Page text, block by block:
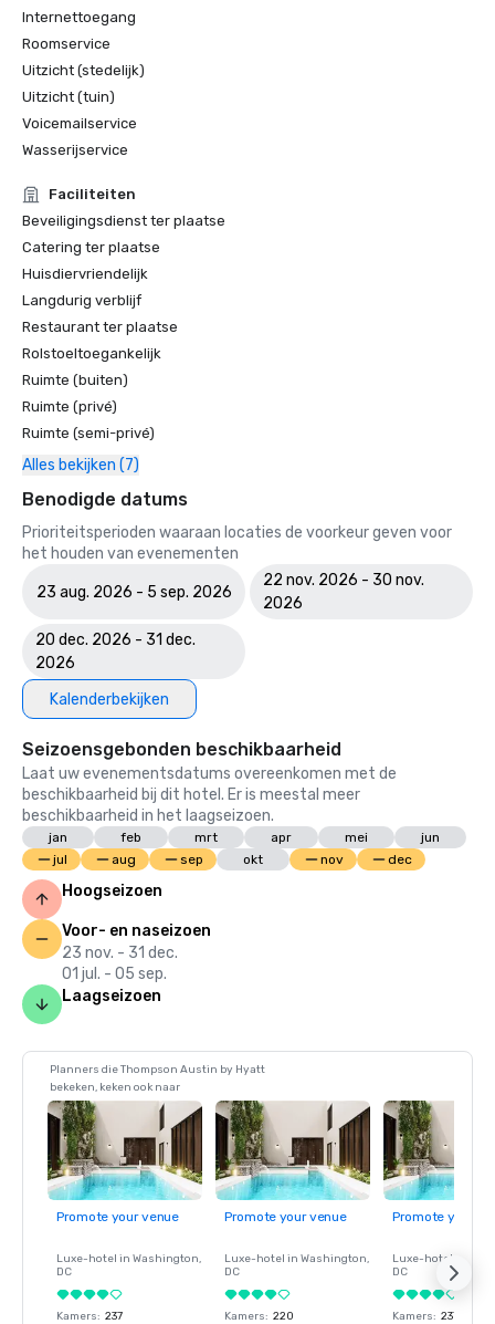
Internettoegang
Roomservice
Uitzicht (stedelijk)
Uitzicht (tuin)
Voicemailservice
Wasserijservice
Faciliteiten
Beveiligingsdienst ter plaatse
Catering ter plaatse
Huisdiervriendelijk
Langdurig verblijf
Restaurant ter plaatse
Rolstoeltoegankelijk
Ruimte (buiten)
Ruimte (privé)
Ruimte (semi-privé)
Alles bekijken (7)
Benodigde datums
Prioriteitsperioden waaraan locaties de voorkeur geven voor
het houden van evenementen
23 aug. 2026 - 5 sep. 2026
22 nov. 2026 - 30 nov.
2026
20 dec. 2026 - 31 dec.
2026
Kalenderbekijken
Seizoensgebonden beschikbaarheid
Laat uw evenementsdatums overeenkomen met de
beschikbaarheid bij dit hotel. Er is meestal meer
beschikbaarheid in het laagseizoen.
jan feb mrt apr mei
jun
jul
aug sep okt nov dec
Hoogseizoen
Voor- en naseizoen
23 nov. - 31 dec.
01 jul. - 05 sep.
Laagseizoen
Planners die Thompson Austin by Hyatt
bekeken, keken ook naar
Promote your venue
Luxe-hotel in Washington,
DC
Kamers: 237
Promote your venue
Luxe-hotel in Washington,
DC
Kamers: 220
Promote your
Luxe-hotel in
DC
Kamers: 237